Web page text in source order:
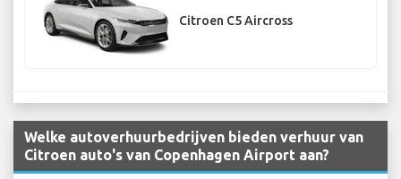
Citroen C5 Aircross
Welke autoverhuurbedrijven bieden verhuur van
Citroen auto's van Copenhagen Airport aan?